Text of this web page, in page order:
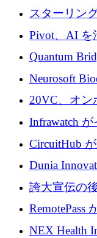
ラ テクノロ
で 1,600 万
スターリン
グループ利
Pivot、AI を
ラットフォ
ルを調達
Quantum
バーセキュ
張にシリー
Neurosoft
イン コンピ
20VC、オン
Prelude への
Infrawatch
クチャ イン
プレシード
CircuitHub
子機器製造
Dunia
産業化する
リン GigaLab
誇大宣伝の
クターはフ
RemotePass
ラットフォ
NEX Health